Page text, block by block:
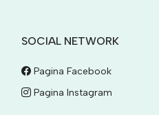
SOCIAL NETWORK
Pagina Facebook
Pagina Instagram